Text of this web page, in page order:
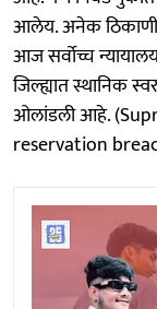
आलेय. अनेक ठिकाणी
आज सर्वोच्च
जिल्ह्यात स्थानिक
ओलांडली आहे.
reservation